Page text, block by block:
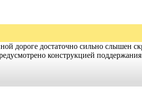
дороге достаточно сильно слышен
конструкцией